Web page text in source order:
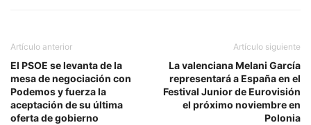
Artículo anterior
El PSOE se levanta de la
mesa de negociación con
Podemos y fuerza la
aceptación de su última
oferta de gobierno
Artículo siguiente
La valenciana Melani García
representará a España en el
Festival Junior de Eurovisión
el próximo noviembre en
Polonia